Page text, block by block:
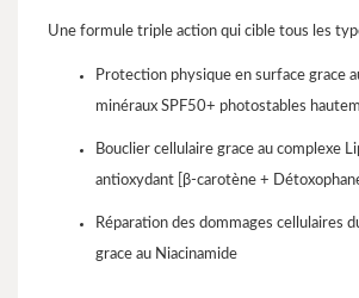
Une formule triple action qui cible tous les
Protection physique en surface grace
minéraux SPF50+ photostables
Bouclier cellulaire grace au complexe
antioxydant [β-carotène +
Réparation des dommages cellulaires
grace au Niacinamide